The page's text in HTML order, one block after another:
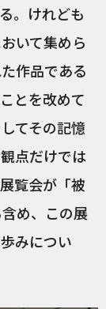
。けれども
いて集めら
作品である
とを改めて
てその記憶
点だけでは
覧会が「被
め、この展
みについ